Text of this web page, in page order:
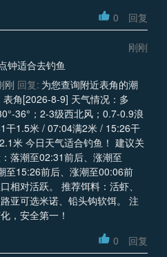
0 回复
刚刚
钟适合去钓鱼
刚 回复: 为您查询附近表角的潮
角[2026-8-9] 天气情况：多
36°；2-3级西北风；0.7-0.9浪
干1.5米 / 07:04满2米 / 15:26干
！ 建议关
落潮至02:31前后、涨潮至
至15:26前后、涨潮至00:06前
相对活跃。 推荐饵料：活虾、
亚可选米诺、铅头钩软饵。 注
，安全第一！
0 回复